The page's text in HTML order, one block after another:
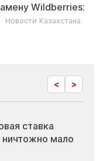
Wildberries:
Новости Казахстана
< >
ставка
ничтожно мало